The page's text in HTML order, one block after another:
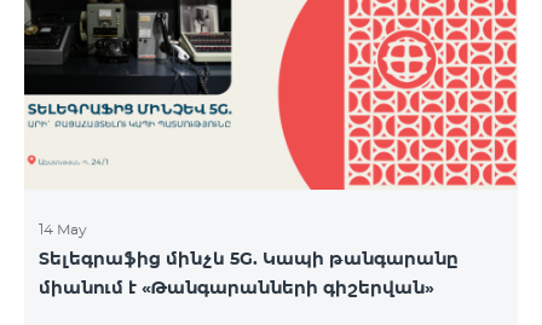
14 May
Տելեգրաֆից մինչև 5G. Կապի թանգարանը
միանում է «Թանգարանների գիշերվան»